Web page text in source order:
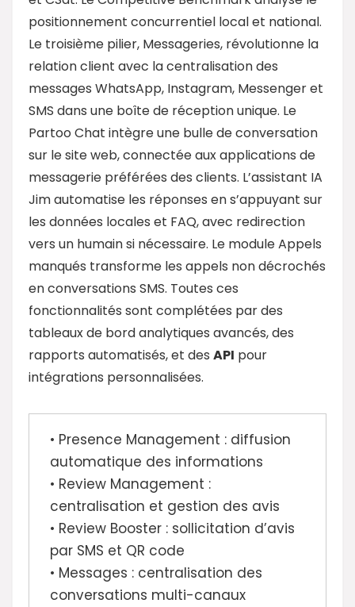
positionnement concurrentiel local et national.
Le troisième pilier, Messageries, révolutionne la
relation client avec la centralisation des
messages WhatsApp, Instagram, Messenger et
SMS dans une boîte de réception unique. Le
Partoo Chat intègre une bulle de conversation
sur le site web, connectée aux applications de
messagerie préférées des clients. L’assistant IA
Jim automatise les réponses en s’appuyant sur
les données locales et FAQ, avec redirection
vers un humain si nécessaire. Le module Appels
manqués transforme les appels non décrochés
en conversations SMS. Toutes ces
fonctionnalités sont complétées par des
tableaux de bord analytiques avancés, des
rapports automatisés, et des API pour
intégrations personnalisées.
• Presence Management : diffusion
automatique des informations
• Review Management :
centralisation et gestion des avis
• Review Booster : sollicitation d’avis
par SMS et QR code
• Messages : centralisation des
conversations multi-canaux